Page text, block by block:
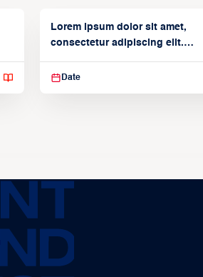
Lorem ipsum dolor sit amet,
consectetur adipiscing elit.
Date